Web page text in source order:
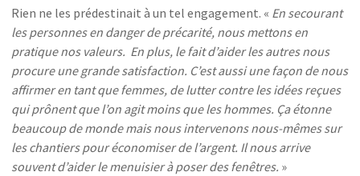
Rien ne les prédestinait à un tel engagement. « En secourant
les personnes en danger de précarité, nous mettons en
pratique nos valeurs. En plus, le fait d’aider les autres nous
procure une grande satisfaction. C’est aussi une façon de nous
affirmer en tant que femmes, de lutter contre les idées reçues
qui prônent que l’on agit moins que les hommes. Ça étonne
beaucoup de monde mais nous intervenons nous-mêmes sur
les chantiers pour économiser de l’argent. Il nous arrive
souvent d’aider le menuisier à poser des fenêtres. »